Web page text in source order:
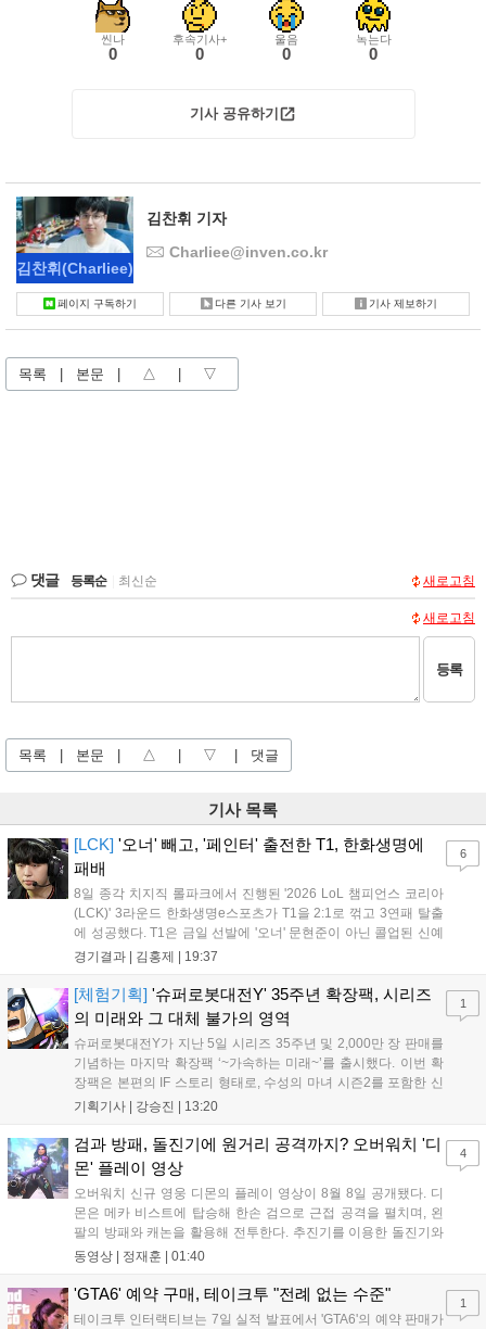
씬나
0
후속기사+
0
울음
0
녹는다
0
기사 공유하기
김찬휘(Charliee)
김찬휘 기자
Charliee@inven.co.kr
페이지 구독하기 다른 기사 보기 기사 제보하기
목록 본문 △ ▽
댓글 등록순 최신순 새로고침
새로고침
등록
목록 본문 △ ▽ 댓글
기사 목록
[LCK] '오너' 빼고, '페인터' 출전한 T1, 한화생명에
패배
8일 종각 치지직 롤파크에서 진행된 '2026 LoL 챔피언스 코리아
(LCK)' 3라운드 한화생명e스포츠가 T1을 2:1로 꺾고 3연패 탈출
에 성공했다. T1은 금일 선발에 '오너' 문현준이 아닌 콜업된 신예
'페인터' 김은후를 투입했지만, 결국 1:2로 패배하고 말았다. T1은
을 빼냈다....
경기결과 | 김홍제 | 19:37
6
[체험기획] '슈퍼로봇대전Y' 35주년 확장팩, 시리즈
의 미래와 그 대체 불가의 영역
슈퍼로봇대전Y가 지난 5일 시리즈 35주년 및 2,000만 장 판매를
기념하는 마지막 확장팩 ‘~가속하는 미래~’를 출시했다. 이번 확
장팩은 본편의 IF 스토리 형태로, 수성의 마녀 시즌2를 포함한 신
규 참전작과 크로스오버 합체기를 선보이며 작품을 완결 짓는다.
하는 몰입감 있는 서사와 조합을 구현하며 시리즈의 미래를 향한
새로운 가능성을 제시했다....
기획기사 | 강승진 | 13:20
1
검과 방패, 돌진기에 원거리 공격까지? 오버워치 '디
몬' 플레이 영상
오버워치 신규 영웅 디몬의 플레이 영상이 8월 8일 공개됐다. 디
몬은 메카 비스트에 탑승해 한손 검으로 근접 공격을 펼치며, 왼
팔의 방패와 캐논을 활용해 전투한다. 추진기를 이용한 돌진기와
참격 형태의 궁극기를 보유했고, 메카 파괴 시 맨몸으로 기관총을
산의 영웅들 업데이트를 통해 정식 출시될 예정이다....
동영상 | 정재훈 | 01:40
4
'GTA6' 예약 구매, 테이크투 "전례 없는 수준"
테이크투 인터랙티브는 7일 실적 발표에서 'GTA6'의 예약 판매가
1